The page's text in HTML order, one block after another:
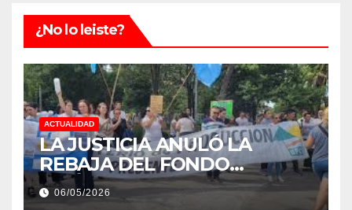
¿No lo leiste?
ACTUALIDAD
LA JUSTICIA ANULÓ LA
REBAJA DEL FONDO
ESTÍMULO A EMPLEADOS DE
PRODUCCIÓN DE LA
06/05/2026